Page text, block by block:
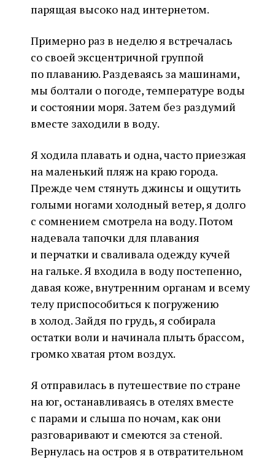
парящая высоко над интернетом.
Примерно раз в неделю я встречалась
со своей эксцентричной группой
по плаванию. Раздеваясь за машинами,
мы болтали о погоде, температуре воды
и состоянии моря. Затем без раздумий
вместе заходили в воду.
Я ходила плавать и одна, часто приезжая
на маленький пляж на краю города.
Прежде чем стянуть джинсы и ощутить
голыми ногами холодный ветер, я долго
с сомнением смотрела на воду. Потом
надевала тапочки для плавания
и перчатки и сваливала одежду кучей
на гальке. Я входила в воду постепенно,
давая коже, внутренним органам и всему
телу приспособиться к погружению
в холод. Зайдя по грудь, я собирала
остатки воли и начинала плыть брассом,
громко хватая ртом воздух.
Я отправилась в путешествие по стране
на юг, останавливаясь в отелях вместе
с парами и слыша по ночам, как они
разговаривают и смеются за стеной.
Вернулась на остров я в отвратительном